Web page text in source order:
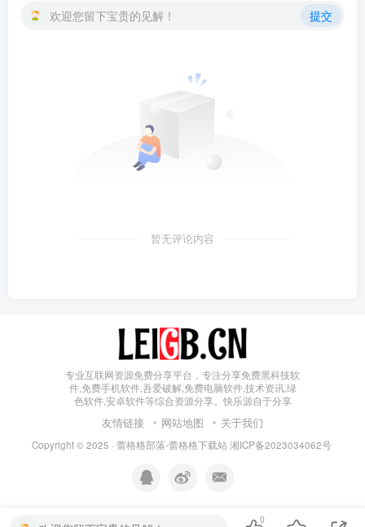
欢迎您留下宝贵的见解！ 提交
暂无评论内容
专业互联网资源免费分享平台，专注分享免费黑科技软
件,免费手机软件,吾爱破解,免费电脑软件,技术资讯,绿
色软件,安卓软件等综合资源分享。快乐源自于分享
友情链接 网站地图 关于我们
Copyright © 2025 · 蕾格格部落-蕾格格下载站 湘ICP备2023034062号
0